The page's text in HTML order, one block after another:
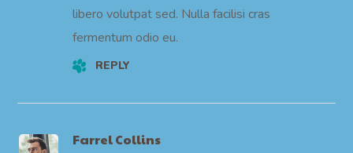
libero volutpat sed. Nulla facilisi cras
fermentum odio eu.
REPLY
Farrel Collins